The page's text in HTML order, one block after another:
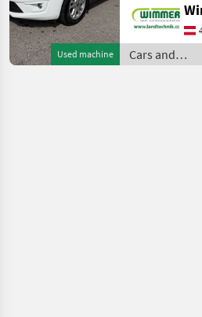
Used machine
seine hohe
großzügigen
und eine
Cars and
motorbikes /